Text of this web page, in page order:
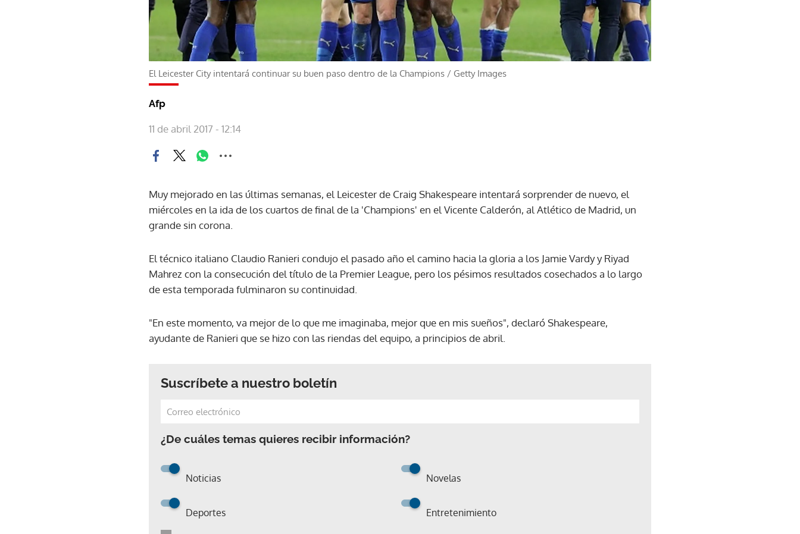
El Leicester City intentará continuar su buen paso dentro de la Champions / Getty Images
Afp
11 de abril 2017 - 12:14
Muy mejorado en las últimas semanas, el Leicester de Craig Shakespeare intentará sorprender de nuevo, el
miércoles en la ida de los cuartos de final de la 'Champions' en el Vicente Calderón, al Atlético de Madrid, un
grande sin corona.
El técnico italiano Claudio Ranieri condujo el pasado año el camino hacia la gloria a los Jamie Vardy y Riyad
Mahrez con la consecución del título de la Premier League, pero los pésimos resultados cosechados a lo largo
de esta temporada fulminaron su continuidad.
"En este momento, va mejor de lo que me imaginaba, mejor que en mis sueños", declaró Shakespeare,
ayudante de Ranieri que se hizo con las riendas del equipo, a principios de abril.
Suscríbete a nuestro boletín
¿De cuáles temas quieres recibir información?
Noticias Novelas
Deportes Entretenimiento